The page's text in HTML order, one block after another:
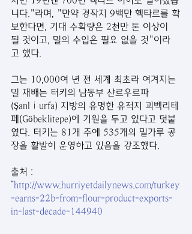
니다."라며, "만약 경작지 9백만 헥타르를 확
보한다면, 기대 수확량은 2천만 톤 이상이
될 것이고, 밀의 수입은 필요 없을 것"이라
고 했다.
그는 10,000여 년 전 세계 최초라 여겨지는
밀 재배는 터키의 남동부 샨르우르파
(Şanlıurfa) 지방의 유명한 유적지 괴벡리테
페(Göbeklitepe)에 기원을 두고 있다고 덧붙
였다. 터키는 81개 주에 535개의 밀가루 공
장을 활발히 운영하고 있음을 강조했다.
출처 :
”http://www.hurriyetdailynews.com/turkey
-earns-22b-from-flour-product-exports-
in-last-decade-144940